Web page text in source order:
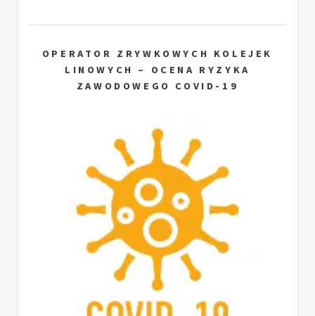
OPERATOR ZRYWKOWYCH KOLEJEK
LINOWYCH – OCENA RYZYKA
ZAWODOWEGO COVID-19